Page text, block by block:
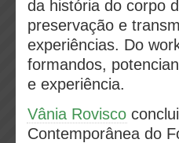
da história do corpo
preservação e
experiências. Do
formandos,
e experiência.
Vânia Rovisco
Contemporânea do